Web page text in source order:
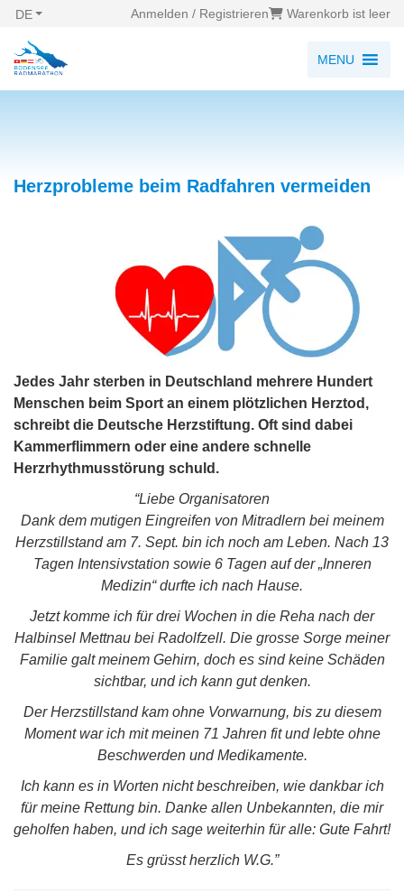
DE Anmelden / Registrieren Warenkorb ist leer
MENU
Herzprobleme beim Radfahren vermeiden
Jedes Jahr sterben in Deutschland mehrere Hundert
Menschen beim Sport an einem plötzlichen Herztod,
schreibt die Deutsche Herzstiftung. Oft sind dabei
Kammerflimmern oder eine andere schnelle
Herzrhythmusstörung schuld.
“Liebe Organisatoren
Dank dem mutigen Eingreifen von Mitradlern bei meinem
Herzstillstand am 7. Sept. bin ich noch am Leben. Nach 13
Tagen Intensivstation sowie 6 Tagen auf der „Inneren
Medizin“ durfte ich nach Hause.
Jetzt komme ich für drei Wochen in die Reha nach der
Halbinsel Mettnau bei Radolfzell. Die grosse Sorge meiner
Familie galt meinem Gehirn, doch es sind keine Schäden
sichtbar, und ich kann gut denken.
Der Herzstillstand kam ohne Vorwarnung, bis zu diesem
Moment war ich mit meinen 71 Jahren fit und lebte ohne
Beschwerden und Medikamente.
Ich kann es in Worten nicht beschreiben, wie dankbar ich
für meine Rettung bin. Danke allen Unbekannten, die mir
geholfen haben, und ich sage weiterhin für alle: Gute Fahrt!
Es grüsst herzlich W.G.”